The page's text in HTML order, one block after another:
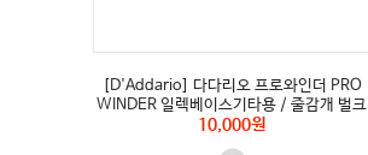
[D'Addario] 다다리오 프로와인더 PRO
WINDER 일렉베이스기타용 / 줄감개 벌크
10,000원